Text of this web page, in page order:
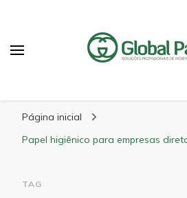
Página inicial
Papel higiênico para empresas
TAG